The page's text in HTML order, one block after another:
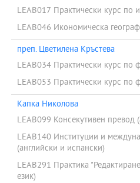
LEAB017 Практически курс по
LEAB046 Икономическа
преп. Цветилена Кръстева
LEAB034 Практически курс по
LEAB053 Практически курс по
Капка Николова
LEAB099 Консекутивен превод
LEAB140 Институции и
(английски и испански)
LEAB291 Практика
език)